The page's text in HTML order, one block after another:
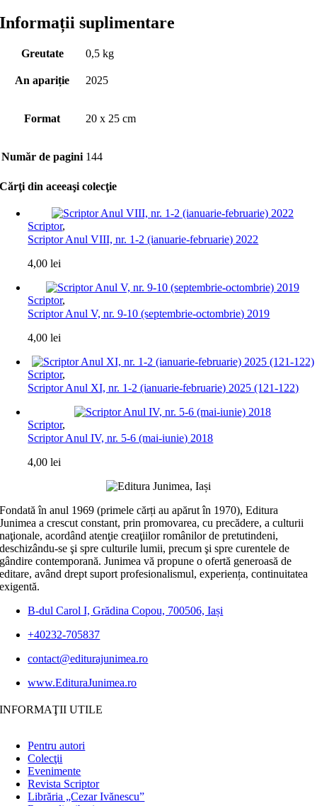
Informații suplimentare
Greutate 0,5 kg
An apariție 2025
Format 20 x 25 cm
Număr de pagini 144
Cărţi din aceeaşi colecţie
Scriptor,
Scriptor Anul VIII, nr. 1-2 (ianuarie-februarie) 2022
4,00lei
Scriptor,
Scriptor Anul V, nr. 9-10 (septembrie-octombrie) 2019
4,00lei
Scriptor,
Scriptor Anul XI, nr. 1-2 (ianuarie-februarie) 2025 (121-122)
Scriptor,
Scriptor Anul IV, nr. 5-6 (mai-iunie) 2018
4,00lei
Fondată în anul 1969 (primele cărți au apărut în 1970), Editura
Junimea a crescut constant, prin promovarea, cu precădere, a culturii
naţionale, acordând atenţie creaţiilor românilor de pretutindeni,
deschizându-se şi spre culturile lumii, precum şi spre curentele de
gândire contemporană. Junimea vă propune o ofertă generoasă de
editare, având drept suport profesionalismul, experiența, continuitatea
exigentă.
B-dul Carol I, Grădina Copou, 700506, Iași
+40232-705837
contact@editurajunimea.ro
www.EdituraJunimea.ro
INFORMAŢII UTILE
Pentru autori
Colecţii
Evenimente
Revista Scriptor
Librăria „Cezar Ivănescu”